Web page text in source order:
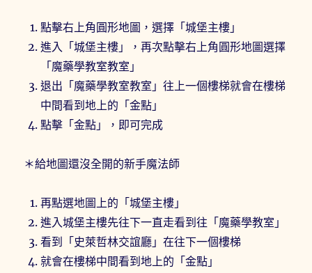
點擊右上角圓形地圖，選擇「城堡主樓」
進入「城堡主樓」，再次點擊右上角圓形地圖選擇
「魔藥學教室教室」
退出「魔藥學教室教室」往上一個樓梯就會在樓梯
中間看到地上的「金點」
點擊「金點」，即可完成
＊給地圖還沒全開的新手魔法師
再點選地圖上的「城堡主樓」
進入城堡主樓先往下一直走看到往「魔藥學教室」
看到「史萊哲林交誼廳」在往下一個樓梯
就會在樓梯中間看到地上的「金點」